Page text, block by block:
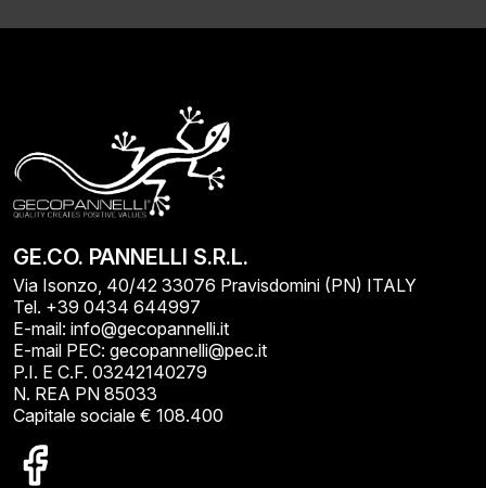
GE.CO. PANNELLI S.R.L.
Via Isonzo, 40/42 33076 Pravisdomini (PN) ITALY
Tel. +39 0434 644997
E-mail: info@gecopannelli.it
E-mail PEC: gecopannelli@pec.it
P.I. E C.F. 03242140279
N. REA PN 85033
Capitale sociale € 108.400